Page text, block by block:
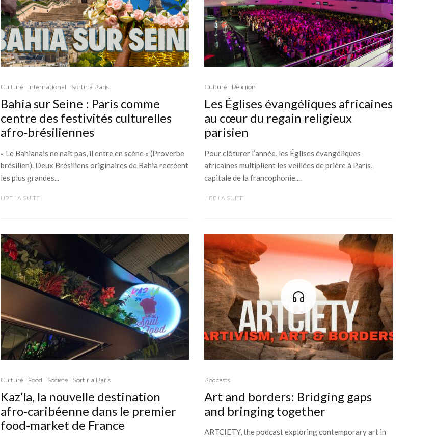
Culture International Sortir à Paris
Bahia sur Seine : Paris comme
centre des festivités culturelles
afro-brésiliennes
« Le Bahianais ne naît pas, il entre en scène » (Proverbe
brésilien). Deux Brésiliens originaires de Bahia recréent
les plus grandes...
LIRE LA SUITE
Culture Religion
Les Églises évangéliques africaines
au cœur du regain religieux
parisien
Pour clôturer l’année, les Églises évangéliques
africaines multiplient les veillées de prière à Paris,
capitale de la francophonie....
LIRE LA SUITE
Culture Food Société Sortir à Paris
Kaz’la, la nouvelle destination
afro-caribéenne dans le premier
food-market de France
Podcasts
Art and borders: Bridging gaps
and bringing together
ARTCIETY, the podcast exploring contemporary art in